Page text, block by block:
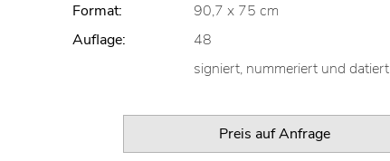
Format:
90,7 x 75 cm
Auflage:
48
signiert, nummeriert und datiert
Preis auf Anfrage